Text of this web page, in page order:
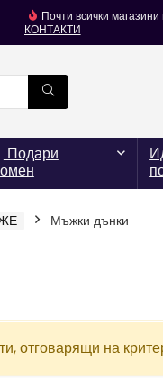
Почти всички
КОНТАКТИ
Подари
Мъжки дънки
отговарящи на